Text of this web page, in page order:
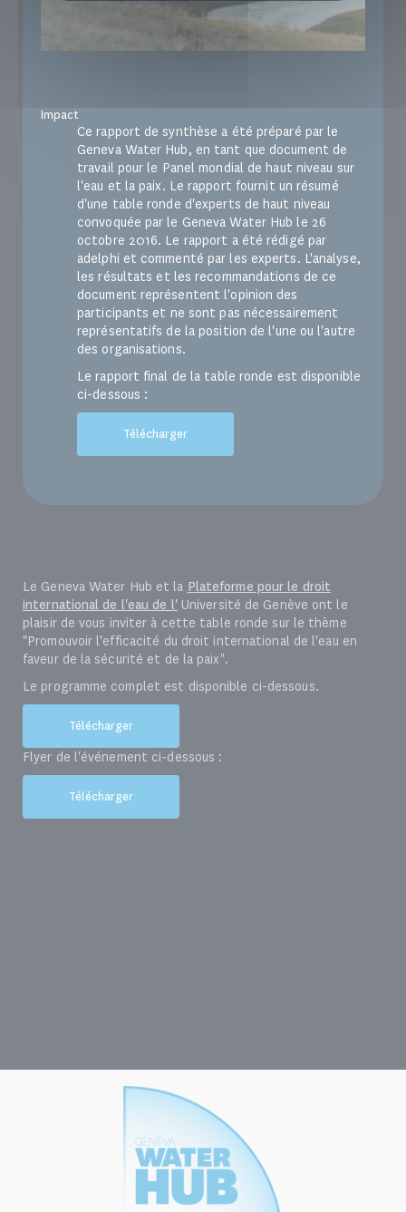
Impact
Ce rapport de synthèse a été préparé par le
Geneva Water Hub, en tant que document de
travail pour le Panel mondial de haut niveau sur
l'eau et la paix. Le rapport fournit un résumé
d'une table ronde d'experts de haut niveau
convoquée par le Geneva Water Hub le 26
octobre 2016. Le rapport a été rédigé par
adelphi et commenté par les experts. L'analyse,
les résultats et les recommandations de ce
document représentent l'opinion des
participants et ne sont pas nécessairement
représentatifs de la position de l'une ou l'autre
des organisations.
Le rapport final de la table ronde est disponible
ci-dessous :
Télécharger
Le Geneva Water Hub et la Plateforme pour le droit
international de l'eau de l'Université de Genève ont le
plaisir de vous inviter à cette table ronde sur le thème
"Promouvoir l'efficacité du droit international de l'eau en
faveur de la sécurité et de la paix".
Le programme complet est disponible ci-dessous.
Télécharger
Flyer de l'événement ci-dessous :
Télécharger